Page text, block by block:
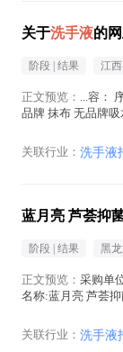
关于洗手液的
阶段 | 结果 江
正文预览： ...容：
品牌 抹布 无品牌吸
关联行业： 洗手液
蓝月亮 芦荟抑
阶段 | 结果 黑
正文预览： 采购单
名称:蓝月亮 芦荟
关联行业： 洗手液